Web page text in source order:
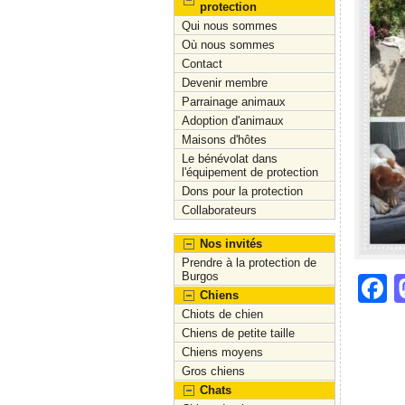
protection
Qui nous sommes
Où nous sommes
Contact
Devenir membre
Parrainage animaux
Adoption d'animaux
Maisons d'hôtes
Le bénévolat dans
l'équipement de protection
Dons pour la protection
Collaborateurs
Nos invités
Prendre à la protection de
Burgos
Chiens
Chiots de chien
Chiens de petite taille
Chiens moyens
Gros chiens
Chats
F